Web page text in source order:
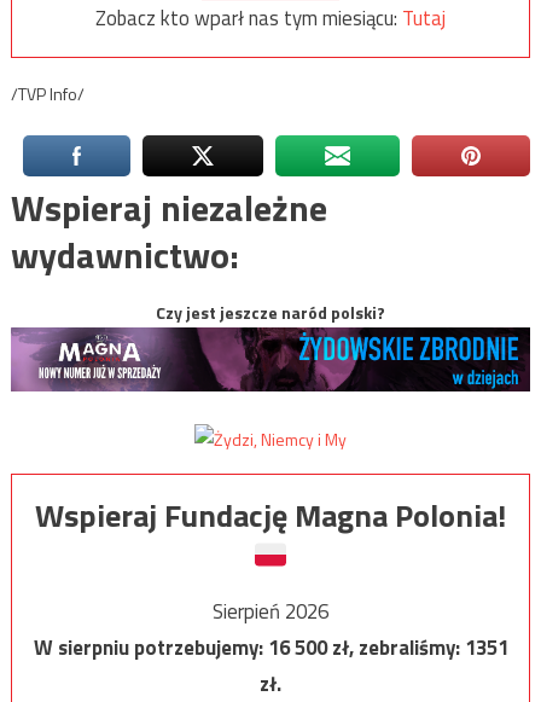
Zobacz kto wparł nas tym miesiącu: Tutaj
/TVP Info/
Wspieraj niezależne
wydawnictwo:
Czy jest jeszcze naród polski?
Wspieraj Fundację Magna Polonia!
Sierpień 2026
W sierpniu potrzebujemy:16 500zł, zebraliśmy:1351
zł.